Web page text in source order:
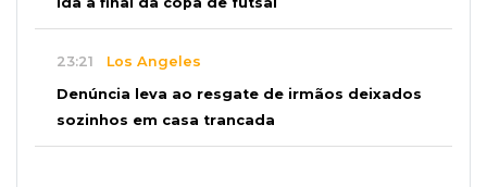
23:21 Los Angeles
Denúncia leva ao resgate de irmãos deixados
sozinhos em casa trancada